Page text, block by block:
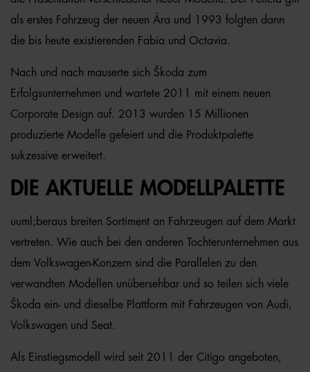
als erstes Fahrzeug der neuen Ära und 1993 folgten dann
die bis heute existierenden Fabia und Octavia.
Nach und nach mauserte sich Škoda zum
Erfolgsunternehmen und wartete 2011 mit einem neuen
Corporate Design auf. 2013 wurden 15 Millionen
produzierte Modelle gefeiert und die Produktpalette
sukzessive erweitert.
DIE AKTUELLE MODELLPALETTE
uuml;beraus breiten Sortiment an Fahrzeugen auf dem Markt
vertreten. Wie auch bei den anderen Tochterunternehmen aus
dem Volkswagen-Konzern sind die Parallelen zu den
verwandten Modellen unübersehbar und so teilen sich viele
Škoda ein- und dieselbe Plattform mit Fahrzeugen von Audi,
Volkswagen und Seat.
Als Einstiegsmodell wird seit 2011 der Citigo angeboten,